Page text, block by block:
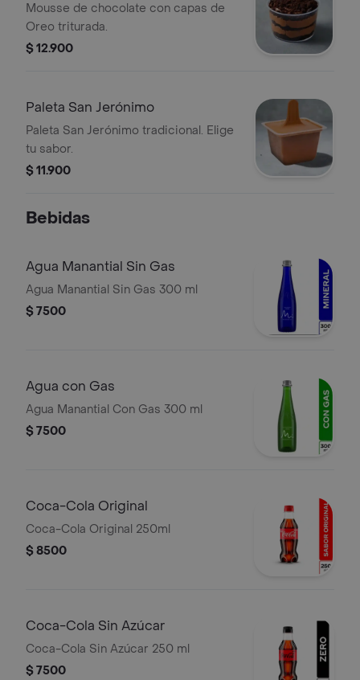
Mousse de chocolate con capas de
Oreo triturada.
$ 12.900
Paleta San Jerónimo
Paleta San Jerónimo tradicional. Elige
tu sabor.
$ 11.900
Bebidas
Agua Manantial Sin Gas
Agua Manantial Sin Gas 300 ml
$ 7500
Agua con Gas
Agua Manantial Con Gas 300 ml
$ 7500
Coca-Cola Original
Coca-Cola Original 250ml
$ 8500
Coca-Cola Sin Azúcar
Coca-Cola Sin Azúcar 250 ml
$ 7500